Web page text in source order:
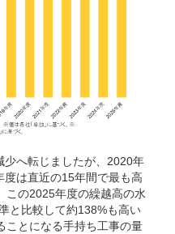
へ転じましたが、2020年
は直近の15年間で最も高
この2025年度の繰越高の水
と比較して約138%も高い
ことになる手持ち工事の量